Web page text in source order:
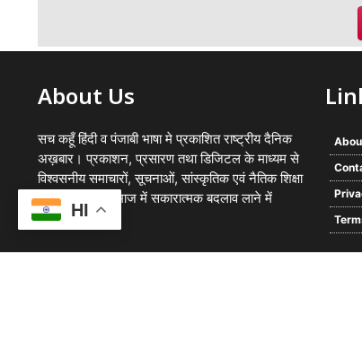
About Us
सच कहूँ हिंदी व पंजाबी भाषा मे प्रकाशित राष्ट्रीय दैनिक
अख़बार। प्रकाशन, प्रसारण तथा डिजिटल के माध्यम से
विश्वसनीय समाचारों, सूचनाओं, सांस्कृतिक एवं नैतिक शिक्षा
का प्रसार कर समाज में सकारात्मक बदलाव लाने में
प्रयासरत
HI